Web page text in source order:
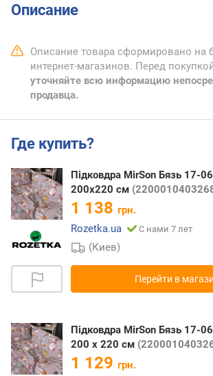
Описание
Описание товара сформировано на
интернет-магазинов. Перед
уточняйте всю информацию
продавца.
Где купить?
Підковдра MirSon Бязь 17-
200х220 см
1 138 грн.
Rozetka.ua
С нами 7 лет
(Киев)
Перейти в
Підковдра MirSon Бязь 17-
200 x 220 см
1 129 грн.